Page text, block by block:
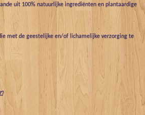
uit 100% natuurlijke ingrediënten en plantaardige
met de geestelijke en/of lichamelijke verzorging te